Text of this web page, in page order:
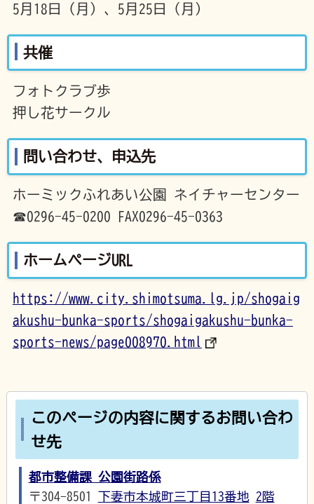
5月18日（月）、5月25日（月）
共催
フォトクラブ歩
押し花サークル
問い合わせ、申込先
ホーミックふれあい公園 ネイチャーセンター
☎0296-45-0200 FAX0296-45-0363
ホームページURL
https://www.city.shimotsuma.lg.jp/shogaig
akushu-bunka-sports/shogaigakushu-bunka-
sports-news/page008970.html
このページの内容に関するお問い合わ
せ先
都市整備課 公園街路係
〒304-8501
下妻市本城町三丁目13番地 2階